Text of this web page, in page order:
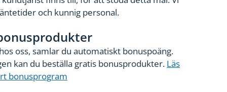
och kunnig personal.
oss, samlar du automatiskt bonuspoäng.
kan du beställa gratis bonusprodukter. Läs
bonusprogram